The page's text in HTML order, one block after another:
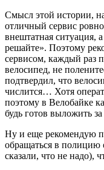
Смысл этой истории,
отличный сервис
внештатная ситуация,
решайте». Поэтому
сервисом, каждый раз
велосипед, не
подтвердил, что
числится… Хотя
поэтому в Велобайке
будь готов выложить
Ну и еще рекомендую
обращаться в полицию
сказали, что не надо),